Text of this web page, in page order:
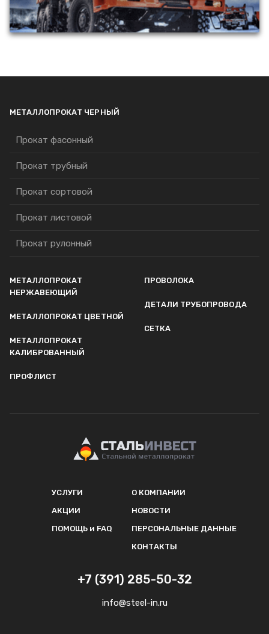
МЕТАЛЛОПРОКАТ ЧЕРНЫЙ
Прокат фасонный
Прокат трубный
Прокат сортовой
Прокат листовой
Прокат рулонный
МЕТАЛЛОПРОКАТ
НЕРЖАВЕЮЩИЙ
МЕТАЛЛОПРОКАТ ЦВЕТНОЙ
МЕТАЛЛОПРОКАТ
КАЛИБРОВАННЫЙ
ПРОФЛИСТ
ПРОВОЛОКА
ДЕТАЛИ ТРУБОПРОВОДА
СЕТКА
УСЛУГИ
АКЦИИ
ПОМОЩЬ и FAQ
О КОМПАНИИ
НОВОСТИ
ПЕРСОНАЛЬНЫЕ ДАННЫЕ
КОНТАКТЫ
+7 (391) 285-50-32
info@steel-in.ru